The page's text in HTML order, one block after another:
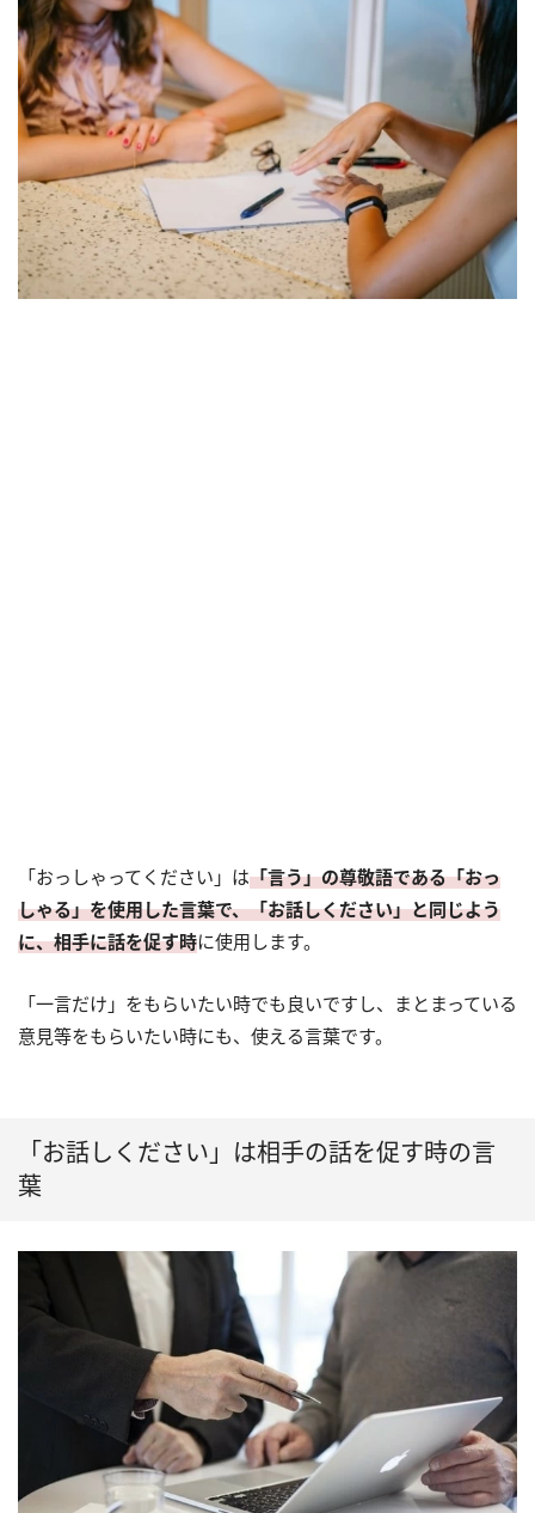
「おっしゃってください」は「言う」の尊敬語である「おっ
しゃる」を使用した言葉で、「お話しください」と同じよう
に、相手に話を促す時に使用します。
「一言だけ」をもらいたい時でも良いですし、まとまっている
意見等をもらいたい時にも、使える言葉です。
「お話しください」は相手の話を促す時の言
葉